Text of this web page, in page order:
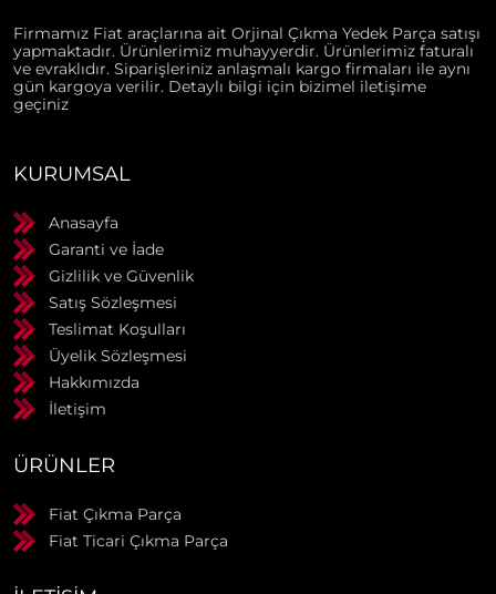
Firmamız Fiat araçlarına ait Orjinal Çıkma Yedek Parça satışı
yapmaktadır. Ürünlerimiz muhayyerdir. Ürünlerimiz faturalı
ve evraklıdır. Siparişleriniz anlaşmalı kargo firmaları ile aynı
gün kargoya verilir. Detaylı bilgi için bizimel iletişime
geçiniz
KURUMSAL
Anasayfa
Garanti ve İade
Gizlilik ve Güvenlik
Satış Sözleşmesi
Teslimat Koşulları
Üyelik Sözleşmesi
Hakkımızda
İletişim
ÜRÜNLER
Fiat Çıkma Parça
Fiat Ticari Çıkma Parça